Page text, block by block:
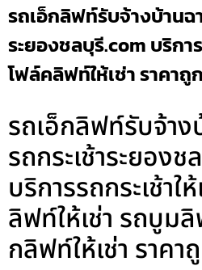
รถเอ็กลิฟท์รับจ้างบ้านฉ
ระยองชลบุรี.com บริกา
โฟล์คลิฟท์ให้เช่า ราคาถูก
รถเอ็กลิฟท์รับจ้าง
รถกระเช้าระยอง
บริการรถกระเช้าใ
ลิฟท์ให้เช่า รถบูมลิ
กลิฟท์ให้เช่า ราคา